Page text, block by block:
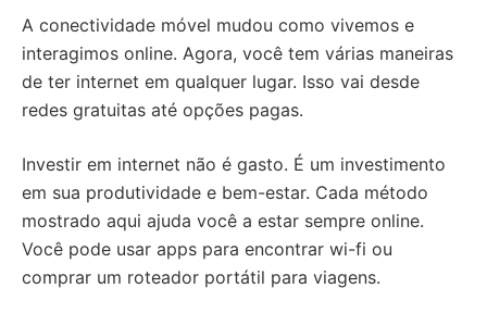
A conectividade móvel mudou como vivemos e
interagimos online. Agora, você tem várias maneiras
de ter internet em qualquer lugar. Isso vai desde
redes gratuitas até opções pagas.
Investir em internet não é gasto. É um investimento
em sua produtividade e bem-estar. Cada método
mostrado aqui ajuda você a estar sempre online.
Você pode usar apps para encontrar wi-fi ou
comprar um roteador portátil para viagens.